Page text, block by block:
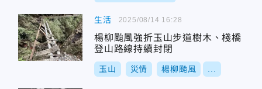
生活
楊柳颱風強折玉山步道樹木、棧橋
登山路線持續封閉
玉山 災情 楊柳颱風
2025/08/14 16:28